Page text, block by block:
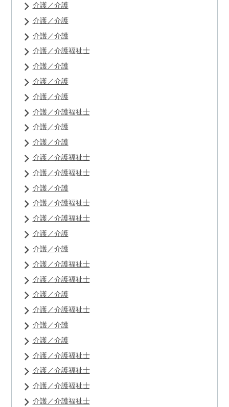
介護／介護
介護／介護
介護／介護
介護／介護福祉士
介護／介護
介護／介護
介護／介護
介護／介護福祉士
介護／介護
介護／介護
介護／介護福祉士
介護／介護福祉士
介護／介護
介護／介護福祉士
介護／介護福祉士
介護／介護
介護／介護
介護／介護福祉士
介護／介護福祉士
介護／介護
介護／介護福祉士
介護／介護
介護／介護
介護／介護福祉士
介護／介護福祉士
介護／介護福祉士
介護／介護福祉士